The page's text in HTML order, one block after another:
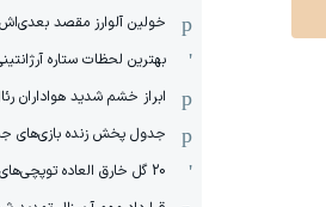
خولین آلوارز مقصد
بهترین لحظات ستاره
ابراز خشم شدید هواداران
جدول پخش زنده بازی‌های جمعه 16
20 گل خارق العاده توپچی‌های لندن